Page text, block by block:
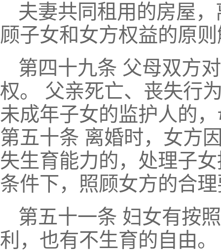
夫妻共同租用的房屋
顾子女和女方权益的原
第四十九条 父母双方
权。 父亲死亡、丧失行
未成年子女的监护人的
第五十条 离婚时，女方
失生育能力的，处理子
条件下，照顾女方的合
第五十一条 妇女有按
利，也有不生育的自由。